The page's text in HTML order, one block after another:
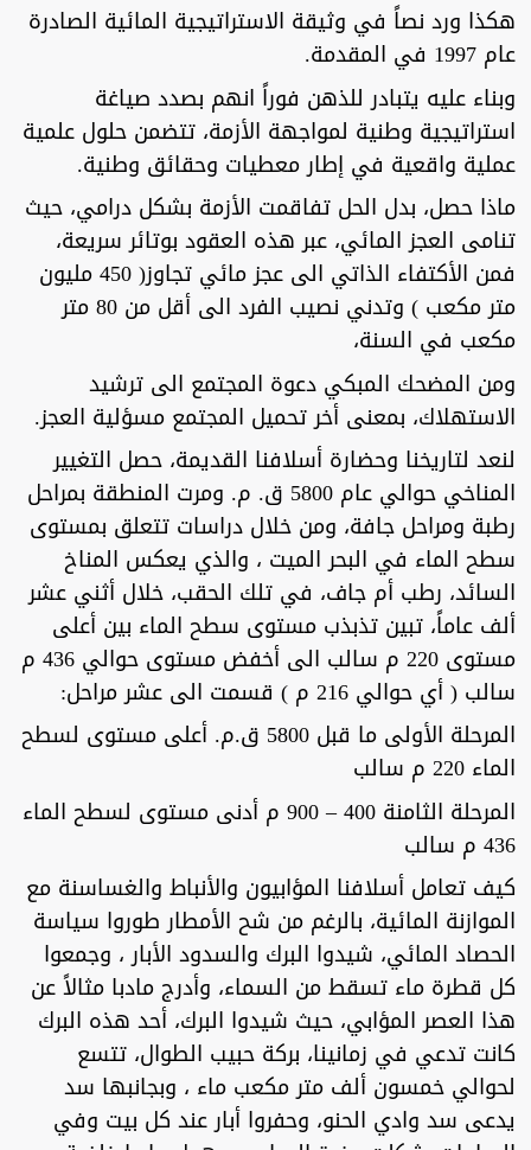
هكذا ورد نصاً في وثيقة الاستراتيجية المائية الصادرة
عام 1997 في المقدمة.
وبناء عليه يتبادر للذهن فوراً انهم بصدد صياغة
استراتيجية وطنية لمواجهة الأزمة، تتضمن حلول علمية
عملية واقعية في إطار معطيات وحقائق وطنية.
ماذا حصل، بدل الحل تفاقمت الأزمة بشكل درامي، حيث
تنامى العجز المائي، عبر هذه العقود بوتائر سريعة،
فمن الأكتفاء الذاتي الى عجز مائي تجاوز( 450 مليون
متر مكعب ) وتدني نصيب الفرد الى أقل من 80 متر
مكعب في السنة،
ومن المضحك المبكي دعوة المجتمع الى ترشيد
الاستهلاك، بمعنى أخر تحميل المجتمع مسؤلية العجز.
لنعد لتاريخنا وحضارة أسلافنا القديمة، حصل التغيير
المناخي حوالي عام 5800 ق. م. ومرت المنطقة بمراحل
رطبة ومراحل جافة، ومن خلال دراسات تتعلق بمستوى
سطح الماء في البحر الميت ، والذي يعكس المناخ
السائد، رطب أم جاف، في تلك الحقب، خلال أثني عشر
ألف عاماً، تبين تذبذب مستوى سطح الماء بين أعلى
مستوى 220 م سالب الى أخفض مستوى حوالي 436 م
سالب ( أي حوالي 216 م ) قسمت الى عشر مراحل:
المرحلة الأولى ما قبل 5800 ق.م. أعلى مستوى لسطح
الماء 220 م سالب
المرحلة الثامنة 400 – 900 م أدنى مستوى لسطح الماء
436 م سالب
كيف تعامل أسلافنا المؤابيون والأنباط والغساسنة مع
الموازنة المائية، بالرغم من شح الأمطار طوروا سياسة
الحصاد المائي، شيدوا البرك والسدود الأبار ، وجمعوا
كل قطرة ماء تسقط من السماء، وأدرج مادبا مثالاً عن
هذا العصر المؤابي، حيث شيدوا البرك، أحد هذه البرك
كانت تدعي في زمانينا، بركة حبيب الطوال، تتسع
لحوالي خمسون ألف متر مكعب ماء ، وبجانبها سد
يدعى سد وادي الحنو، وحفروا أبار عند كل بيت وفي